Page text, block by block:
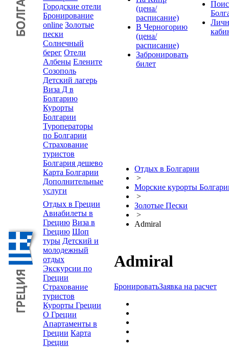
Городские отели
Бронирование
online Золотые
пески
Солнечный
берег Отели
Албены Елените
Созополь
Детский лагерь
Виза Д в
Болгарию
Курорты
Болгарии
Туроператоры
по Болгарии
Страхование
туристов
Болгария дешево
Карта Болгарии
Дополнительные
услуги
Отдых в Греции
Авиабилеты в
Грецию Виза в
Грецию Шоп
туры Детский и
молодежный
отдых
Экскурсии по
Греции
Страхование
туристов
Курорты Греции
О Греции
Апартаменты в
Греции Карта
Греции
(цена/
расписание)
В Черногорию
(цена/
расписание)
Забронировать
билет
Отдых в Болгарии
>
Морские курорты
>
Золотые Пески
>
Admiral
Admiral
БронироватьЗаявка на расчет